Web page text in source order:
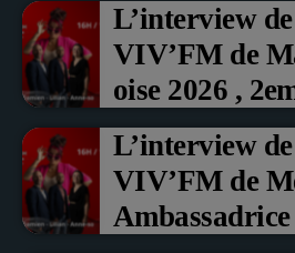
L’interview
VIV’FM de
oise 2026 ,
Prix du
fruits rouge
L’interview
VIV’FM de